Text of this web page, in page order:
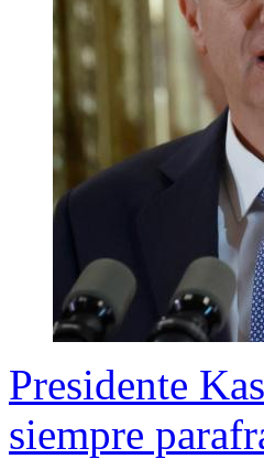
Presidente
siempre